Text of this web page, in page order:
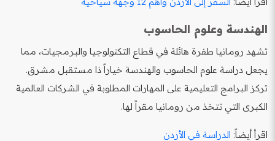
الهندسة وعلوم الحاسوب
تشهد رومانيا طفرة هائلة في قطاع التكنولوجيا والبرمجيات، مما
يجعل دراسة علوم الحاسوب والهندسة خياراً ذا مستقبل مشرق.
تركز البرامج التعليمية على المهارات المطلوبة في الشركات العالمية
الكبرى التي تتخذ من رومانيا مقراً لها.
اقرأ أيضاً: الدراسة في الأردن